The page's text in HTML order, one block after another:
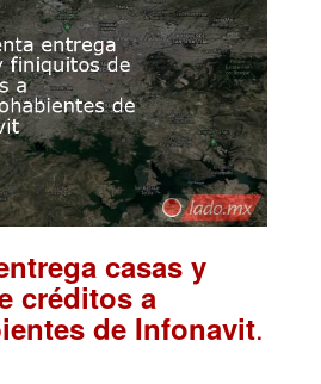
casas y
créditos a
de Infonavit.